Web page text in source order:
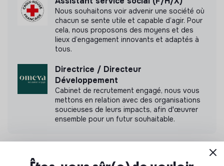
Nous souhaitons voir advenir une société où
chacun se sente utile et capable d’agir. Pour
cela, nous proposons des moyens et des
lieux d’engagement innovants et adaptés à
tous.
Directrice / Directeur
Développement
Cabinet de recrutement engagé, nous vous
mettons en relation avec des organisations
soucieuses de leurs impacts, afin d'œuvrer
ensemble pour un futur souhaitable.